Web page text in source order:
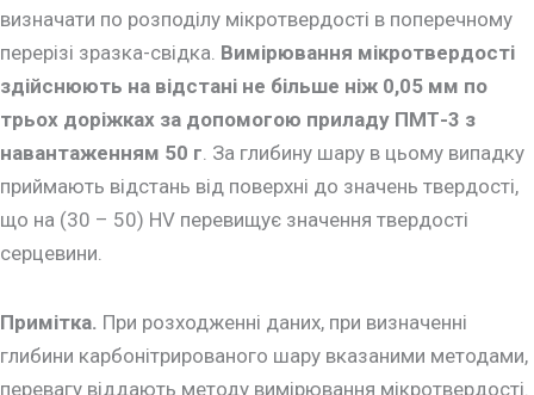
визначати по розподілу мікротвердості в поперечному
перерізі зразка-свідка. Вимірювання мікротвердості
здійснюють на відстані не більше ніж 0,05 мм по
трьох доріжках за допомогою приладу ПМТ-3 з
навантаженням 50 г. За глибину шару в цьому випадку
приймають відстань від поверхні до значень твердості,
що на (30 – 50) HV перевищує значення твердості
серцевини.
Примітка. При розходженні даних, при визначенні
глибини карбонітрированого шару вказаними методами,
перевагу віддають методу вимірювання мікротвердості.